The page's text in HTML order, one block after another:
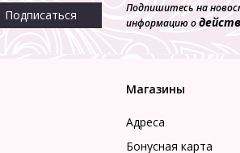
Подписаться
Подпишитесь на
информацию о
Магазины
Адреса
Бонусная карта